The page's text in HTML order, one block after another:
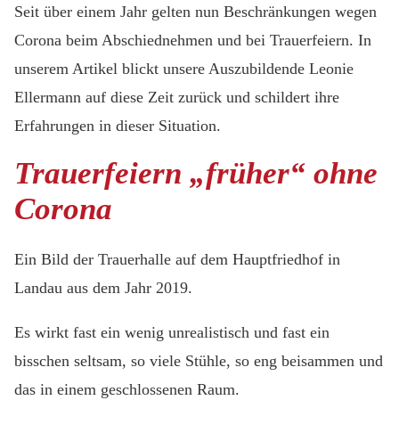
Seit über einem Jahr gelten nun Beschränkungen wegen
Corona beim Abschiednehmen und bei Trauerfeiern. In
unserem Artikel blickt unsere Auszubildende Leonie
Ellermann auf diese Zeit zurück und schildert ihre
Erfahrungen in dieser Situation.
Trauerfeiern „früher“ ohne
Corona
Ein Bild der Trauerhalle auf dem Hauptfriedhof in
Landau aus dem Jahr 2019.
Es wirkt fast ein wenig unrealistisch und fast ein
bisschen seltsam, so viele Stühle, so eng beisammen und
das in einem geschlossenen Raum.